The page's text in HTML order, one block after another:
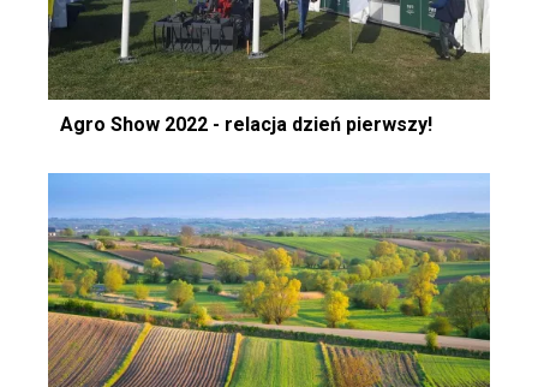
Agro Show 2022 - relacja dzień pierwszy!